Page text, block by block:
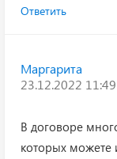
Ответить
Маргарита
23.12.2022 11:49
В договоре
которых можете